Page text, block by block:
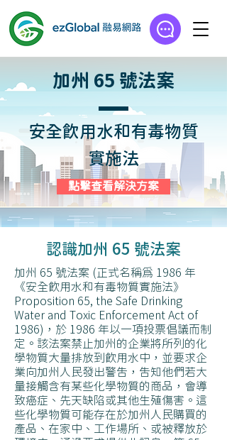
加州 65 號法案
安全飲用水和有毒物質
實施法
點擊查看解決方案
​認識加州 65 號法案
加州 65 號法案 (正式名稱為 1986 年
《安全飲用水和有毒物質實施法》
Proposition 65, the Safe Drinking
Water and Toxic Enforcement Act of
1986)，於 1986 年以一項投票倡議而制
定。該法案禁止加州的企業將所列的化
學物質大量排放到飲用水中，並要求企
業向加州人民發出警告，告知他們若大
量接觸含有某些化學物質的商品，會導
致癌症、先天缺陷或其他生殖傷害。這
些化學物質可能存在於加州人民購買的
產品、在家中、工作場所、或被釋放於